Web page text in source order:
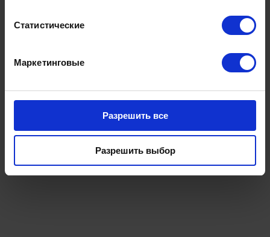
Статистические
Маркетинговые
Разрешить все
Разрешить выбор